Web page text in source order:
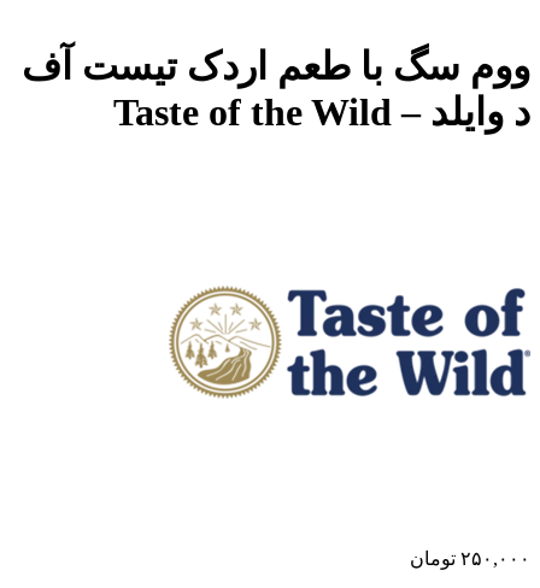
ووم سگ با طعم اردک تیست آف
د وایلد – Taste of the Wild
۲۵۰,۰۰۰ تومان